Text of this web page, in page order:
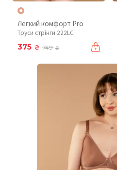
Легкий комфорт Pro
Труси стрінги 222LC
375 ₴ 749₴